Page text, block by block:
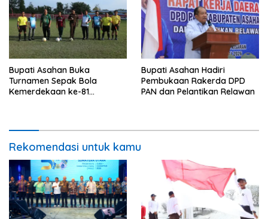
Bupati Asahan Buka
Turnamen Sepak Bola
Kemerdekaan ke-81
Bupati Asahan Hadiri
Pembukaan Rakerda DPD
PAN dan Pelantikan Relawan
Rekomendasi untuk kamu